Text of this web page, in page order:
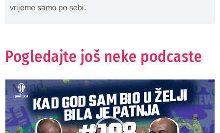
vrijeme samo po sebi.
Pogledajte još neke podcaste